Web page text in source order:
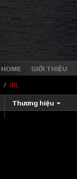
HOME GIỚI THIỆU
/ JBL
Thương hiệu